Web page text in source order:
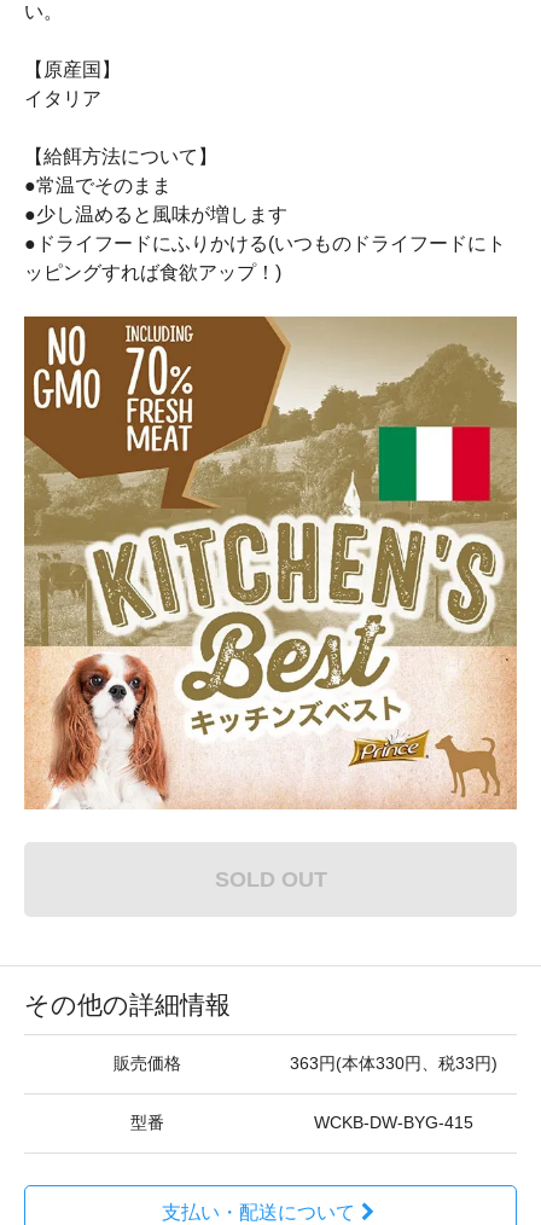
い。
【原産国】
イタリア
【給餌方法について】
●常温でそのまま
●少し温めると風味が増します
●ドライフードにふりかける(いつものドライフードにト
ッピングすれば食欲アップ！)
SOLD OUT
その他の詳細情報
販売価格 363円(本体330円、税33円)
型番 WCKB-DW-BYG-415
支払い・配送について